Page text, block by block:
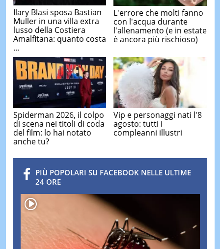
Ilary Blasi sposa Bastian
Muller in una villa extra
lusso della Costiera
Amalfitana: quanto costa
...
L'errore che molti fanno
con l'acqua durante
l'allenamento (e in estate
è ancora più rischioso)
Spiderman 2026, il colpo
di scena nei titoli di coda
del film: lo hai notato
anche tu?
Vip e personaggi nati l'8
agosto: tutti i
compleanni illustri
PIÙ POPOLARI SU FACEBOOK NELLE ULTIME
24 ORE